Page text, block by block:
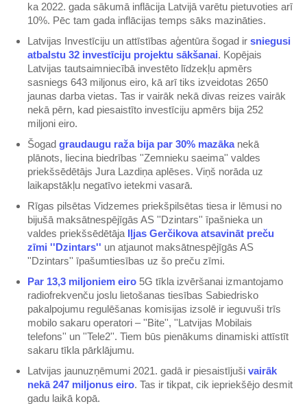
ka 2022. gada sākumā inflācija Latvijā varētu pietuvoties arī
10%. Pēc tam gada inflācijas temps sāks mazināties.
Latvijas Investīciju un attīstības aģentūra šogad ir sniegusi
atbalstu 32 investīciju projektu sākšanai. Kopējais
Latvijas tautsaimniecībā investēto līdzekļu apmērs
sasniegs 643 miljonus eiro, kā arī tiks izveidotas 2650
jaunas darba vietas. Tas ir vairāk nekā divas reizes vairāk
nekā pērn, kad piesaistīto investīciju apmērs bija 252
miljoni eiro.
Šogad graudaugu raža bija par 30% mazākanekā
plānots, liecina biedrības ''Zemnieku saeima'' valdes
priekšsēdētājs Jura Lazdiņa aplēses. Viņš norāda uz
laikapstākļu negatīvo ietekmi vasarā.
Rīgas pilsētas Vidzemes priekšpilsētas tiesa ir lēmusi no
bijušā maksātnespējīgās AS ''Dzintars'' īpašnieka un
valdes priekšsēdētāja Iļjas Gerčikova atsavināt preču
zīmi ''Dzintars'' un atjaunot maksātnespējīgās AS
''Dzintars'' īpašumtiesības uz šo preču zīmi.
Par 13,3 miljoniem eiro 5G tīkla izvēršanai izmantojamo
radiofrekvenču joslu lietošanas tiesības Sabiedrisko
pakalpojumu regulēšanas komisijas izsolē ir ieguvuši trīs
mobilo sakaru operatori – ''Bite'', ''Latvijas Mobilais
telefons'' un ''Tele2''. Tiem būs pienākums dinamiski attīstīt
sakaru tīkla pārklājumu.
Latvijas jaunuzņēmumi 2021. gadā ir piesaistījuši vairāk
nekā 247 miljonus eiro. Tas ir tikpat, cik iepriekšējo desmit
gadu laikā kopā.